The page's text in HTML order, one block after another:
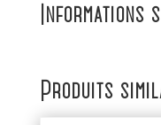
Informations
Produits